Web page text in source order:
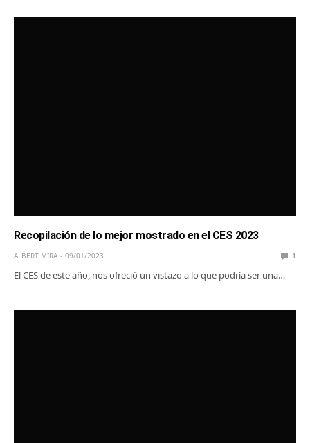
Recopilación de lo mejor mostrado en el CES 2023
ALBERT MIRA 09/01/2023 1
El CES de este año, nos ofreció un vistazo a lo que podría ser una…